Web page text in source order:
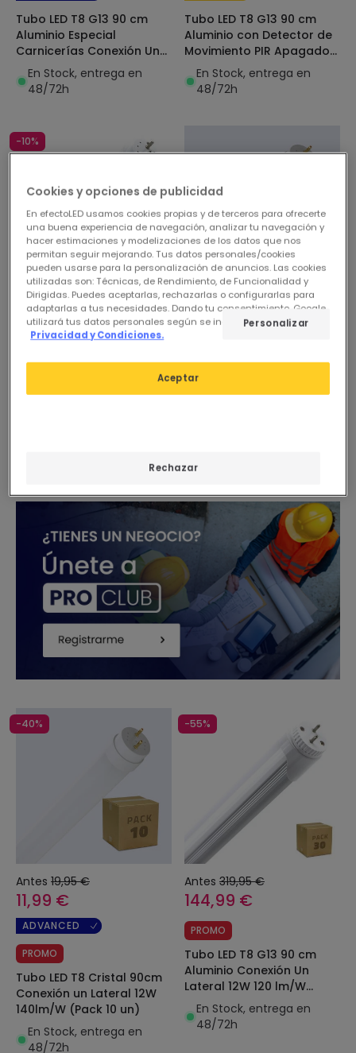
Tubo LED T8 G13 90 cm
Aluminio Especial
Carnicerías Conexión Un
Lateral 15W
En Stock, entrega en
48/72h
Tubo LED T8 G13 90 cm
Aluminio con Detector de
Movimiento PIR Apagado
Total 14W 100lm/w
En Stock, entrega en
48/72h
-10%
Antes 10,95 €
9,85 €
EXPERT
Tubo LED 90cm T8 G13
24,95 €
(1)
Conexión un Lateral 12W
-40%
Antes 19,95 €
11,99 €
ADVANCED
PROMO
Tubo LED T8 Cristal 90cm
Conexión un Lateral 12W
140lm/W (Pack 10 un)
En Stock, entrega en
48/72h
-55%
Antes 319,95 €
144,99 €
PROMO
Tubo LED T8 G13 90 cm
Aluminio Conexión Un
Lateral 12W 120 lm/W
(Pack 30 un)
En Stock, entrega en
48/72h
Cookies y opciones de publicidad
En efectoLED usamos cookies propias y de terceros para ofrecerte
una buena experiencia de navegación, analizar tu navegación y
hacer estimaciones y modelizaciones de los datos que nos
permitan seguir mejorando. Tus datos personales/cookies
pueden usarse para la personalización de anuncios. Las cookies
utilizadas son: Técnicas, de Rendimiento, de Funcionalidad y
Dirigidas. Puedes aceptarlas, rechazarlas o configurarlas para
adaptarlas a tus necesidades. Dando tu consentimiento, Google
utilizará tus datos personales según se indica en su sitio de
Privacidad y Condiciones.
Rechazar
Aceptar
Personalizar